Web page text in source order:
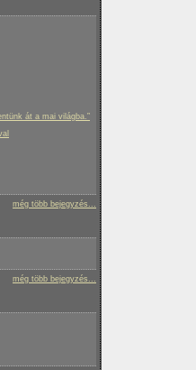
át a mai világba.”
még több bejegyzés...
még több bejegyzés...